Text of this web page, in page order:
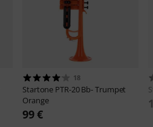
18
Startone PTR-20 Bb- Trumpet
Orange
99 €